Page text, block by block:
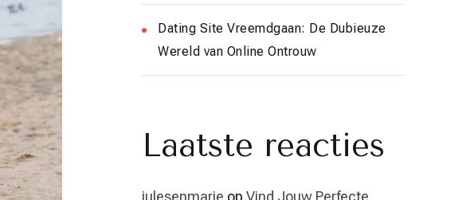
Dating Site Vreemdgaan: De Dubieuze
Wereld van Online Ontrouw
Laatste reacties
julesenmarie op Vind Jouw Perfecte